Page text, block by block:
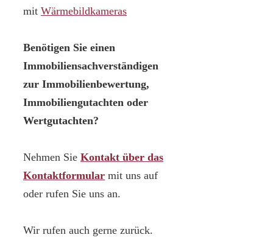
mit Wärmebildkameras
Benötigen Sie einen
Immobiliensachverständigen
zur Immobilienbewertung,
Immobiliengutachten oder
Wertgutachten?
Nehmen Sie Kontakt über das
Kontaktformular mit uns auf
oder rufen Sie uns an.
Wir rufen auch gerne zurück.